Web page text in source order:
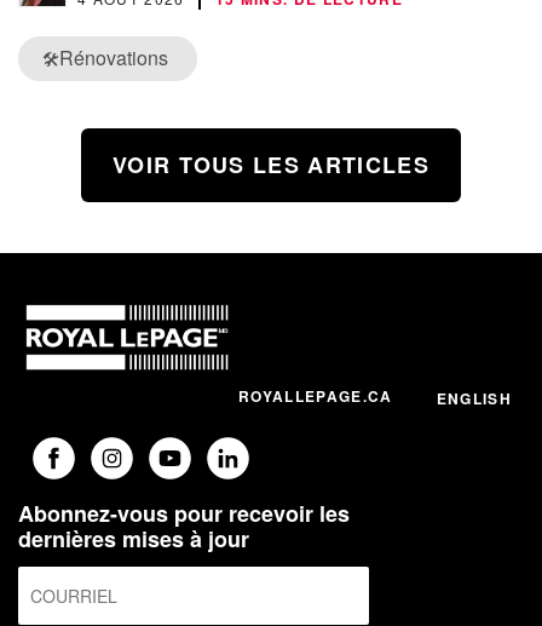
🛠️Rénovations
VOIR TOUS LES ARTICLES
ROYALLEPAGE.CA ENGLISH
Abonnez-vous pour recevoir les
dernières mises à jour